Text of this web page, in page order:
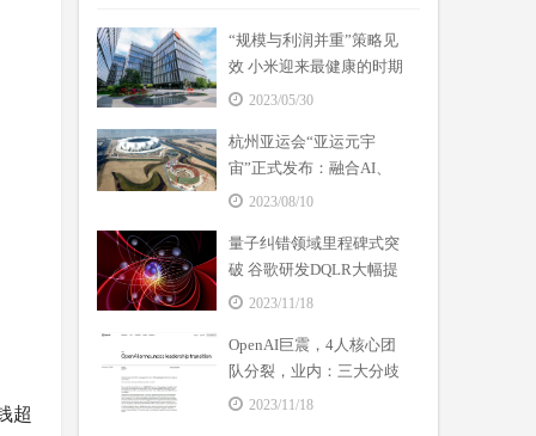
超
“规模与利润并重”策略见
效 小米迎来最健康的时期
2023/05/30
杭州亚运会“亚运元宇
宙”正式发布：融合AI、
VR等数字技术
2023/08/10
量子纠错领域里程碑式突
破 谷歌研发DQLR大幅提
高量子计算机可靠性
2023/11/18
OpenAI巨震，4人核心团
队分裂，业内：三大分歧
成焦点
2023/11/18